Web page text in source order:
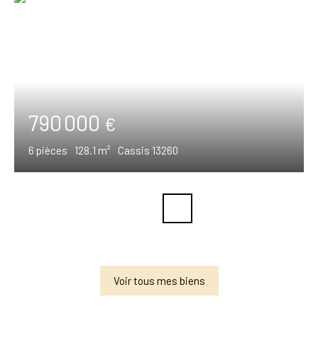
790 000€
6 pièces 128.1 m² Cassis 13260
Voir tous mes biens